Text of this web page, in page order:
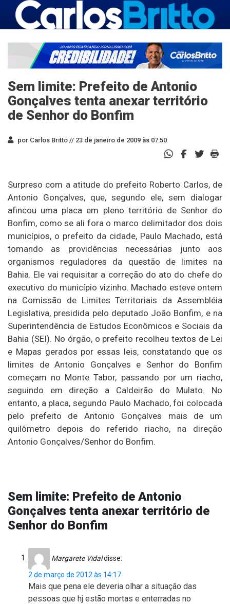
Sem limite: Prefeito de Antonio
Gonçalves tenta anexar território
de Senhor do Bonfim
por Carlos Britto // 23 de janeiro de 2009 às 07:50
Surpreso com a atitude do prefeito Roberto Carlos, de
Antonio Gonçalves, que, segundo ele, sem dialogar
afincou uma placa em pleno território de Senhor do
Bonfim, como se ali fora o marco delimitador dos dois
municípios, o prefeito da cidade, Paulo Machado, está
tomando as providências necessárias junto aos
organismos reguladores da questão de limites na
Bahia. Ele vai requisitar a correção do ato do chefe do
executivo do município vizinho. Machado esteve ontem
na Comissão de Limites Territoriais da Assembléia
Legislativa, presidida pelo deputado João Bonfim, e na
Superintendência de Estudos Econômicos e Sociais da
Bahia (SEI). No órgão, o prefeito recolheu textos de Lei
e Mapas gerados por essas leis, constatando que os
limites de Antonio Gonçalves e Senhor do Bonfim
começam no Monte Tabor, passando por um riacho,
seguindo em direção a Caldeirão do Mulato. No
entanto, a placa, segundo Paulo Machado, foi colocada
pelo prefeito de Antonio Gonçalves mais de um
quilômetro depois do referido riacho, na direção
Antonio Gonçalves/Senhor do Bonfim.
Sem limite: Prefeito de Antonio
Gonçalves tenta anexar território de
Senhor do Bonfim
Margarete Vidaldisse:
2 de março de 2012 às 14:17
Mais que pena ele deveria olhar a situação das
pessoas que hj estão mortas e enterradas no